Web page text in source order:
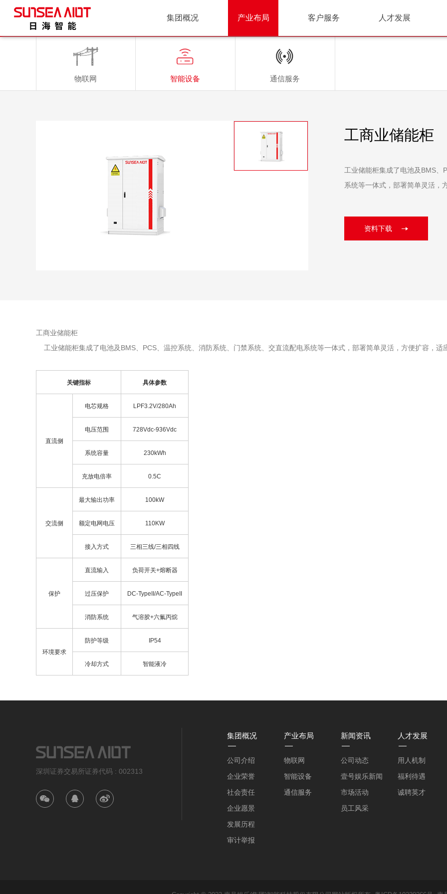
集团概况 产业布局 客户服务 人才发展
物联网 智能设备 通信服务
工商业储能柜
工业储能柜集成了电池及BMS、
系统等一体式，部署简单灵活，
资料下载
工商业储能柜
工业储能柜集成了电池及BMS、PCS、温控系统、消防系统、门禁系统、交直流配电系统等一体式，部署简单灵活，方便扩容，适
关键指标 具体参数
直流侧
电芯规格 LPF3.2V/280Ah
电压范围 728Vdc-936Vdc
系统容量 230kWh
充放电倍率 0.5C
交流侧
最大输出功率 100kW
额定电网电压 110KW
接入方式 三相三线/三相四线
保护
直流输入 负荷开关+熔断器
过压保护 DC-TypeII/AC-TypeII
消防系统 气溶胶+六氟丙烷
环境要求
防护等级 IP54
冷却方式 智能液冷
深圳证券交易所证券代码 : 002313
集团概况
公司介绍
企业荣誉
社会责任
企业愿景
发展历程
审计举报
产业布局
物联网
智能设备
通信服务
新闻资讯
公司动态
壹号娱乐新闻
市场活动
员工风采
人才发展
用人机制
福利待遇
诚聘英才